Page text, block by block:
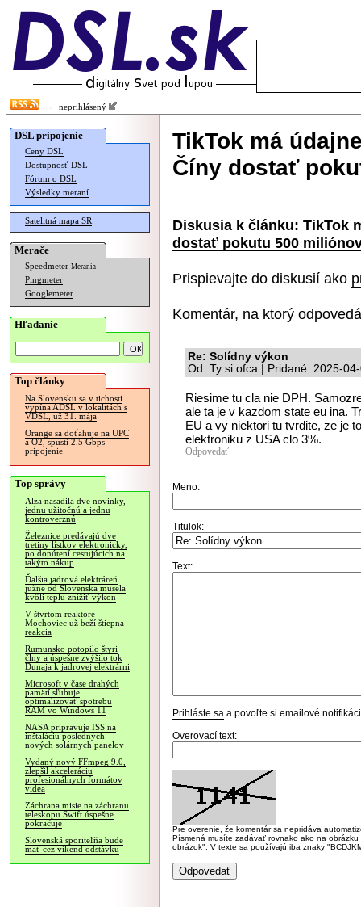
neprihlásený
DSL pripojenie
Ceny DSL
Dostupnosť DSL
Fórum o DSL
Výsledky meraní
Satelitná mapa SR
Merače
Speedmeter Merania
Pingmeter
Googlemeter
Hľadanie
Top články
Na Slovensku sa v tichosti
vypína ADSL v lokalitách s
VDSL, už 31. mája
Orange sa doťahuje na UPC
a O2, spustí 2.5 Gbps
pripojenie
Top správy
Alza nasadila dve novinky,
jednu užitočnú a jednu
kontroverznú
Železnice predávajú dve
tretiny lístkov elektronicky,
po donútení cestujúcich na
takýto nákup
Ďalšia jadrová elektráreň
južne od Slovenska musela
kvôli teplu znížiť výkon
V štvrtom reaktore
Mochoviec už beží štiepna
reakcia
Rumunsko potopilo štyri
člny a úspešne zvýšilo tok
Dunaja k jadrovej elektrárni
Microsoft v čase drahých
pamätí sľubuje
optimalizovať spotrebu
RAM vo Windows 11
NASA pripravuje ISS na
inštaláciu posledných
nových solárnych panelov
Vydaný nový FFmpeg 9.0,
zlepšil akceleráciu
profesionálnych formátov
videa
Záchrana misie na záchranu
teleskopu Swift úspešne
pokračuje
Slovenská sporiteľňa bude
mať cez víkend odstávku
TikTok má
Číny dostať
Diskusia k článku: TikTok
dostať pokutu 500
Prispievajte do diskusií ako
Komentár, na ktorý
Re: Solídny výkon
Od: Ty si ofca | Pridané: 2025-
Riesime tu cla nie DPH.
ale ta je v kazdom state eu ina.
EU a vy niektori tu tvrdite, ze je
elektroniku z USA clo 3%.
Odpovedať
Meno:
Titulok:
Text:
Prihláste sa a povoľte si emailové
Overovací text:
Pre overenie, že komentár sa nepridáva
Písmená musíte zadávať rovnako ako na
obrázok". V texte sa používajú iba znaky